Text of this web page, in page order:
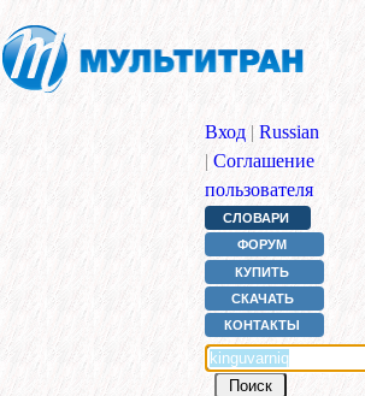
Вход | Russian
| Соглашение
пользователя
СЛОВАРИ
ФОРУМ
КУПИТЬ
СКАЧАТЬ
КОНТАКТЫ